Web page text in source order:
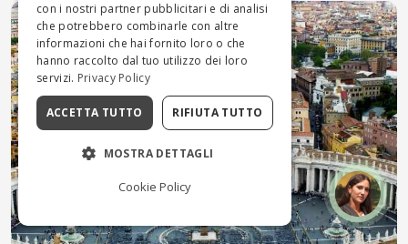
con i nostri partner pubblicitari e di analisi
che potrebbero combinarle con altre
informazioni che hai fornito loro o che
hanno raccolto dal tuo utilizzo dei loro
servizi. Privacy Policy
ACCETTA TUTTO RIFIUTA TUTTO
MOSTRA DETTAGLI
Cookie Policy